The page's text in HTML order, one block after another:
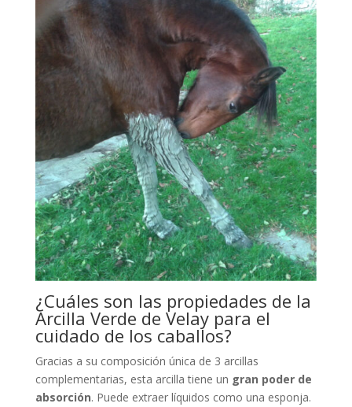
¿Cuáles son las propiedades de la
Arcilla Verde de Velay para el
cuidado de los caballos?
Gracias a su composición única de 3 arcillas
complementarias, esta arcilla tiene un gran poder de
absorción. Puede extraer líquidos como una esponja.